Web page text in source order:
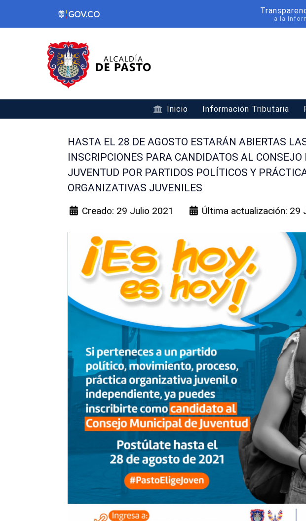
a la
Inicio Información Tributaria
HASTA EL 28 DE AGOSTO ESTARÁN ABIERTAS
INSCRIPCIONES PARA CANDIDATOS AL
JUVENTUD POR PARTIDOS POLÍTICOS Y
ORGANIZATIVAS JUVENILES
Creado: 29 Julio 2021 Última actualización: 29